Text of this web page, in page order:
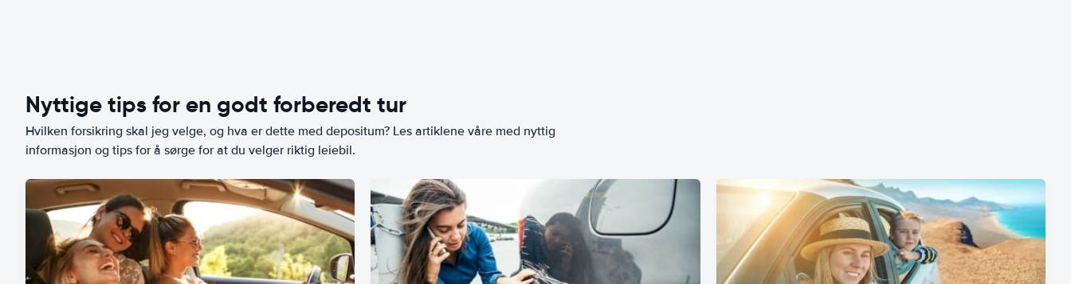
Nyttige tips for en godt forberedt tur
Hvilken forsikring skal jeg velge, og hva er dette med depositum? Les artiklene våre med nyttig
informasjon og tips for å sørge for at du velger riktig leiebil.